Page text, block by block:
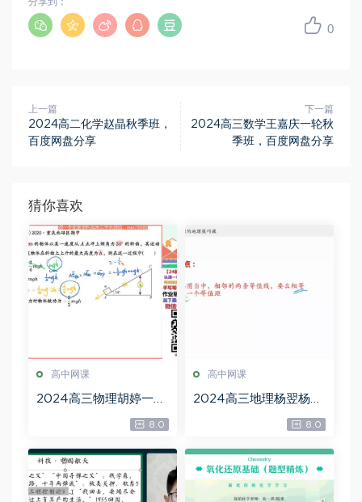
0
上一篇
2024高二化学赵晶秋季班，
百度网盘分享
下一篇
2024高三数学王嘉庆一轮秋
季班，百度网盘分享
猜你喜欢
高中网课
2024高三物理胡婷一轮
秋季班，百度网盘分享
8.0
高中网课
2024高三地理杨翌杨翌
地理一轮暑秋，百度网
8.0